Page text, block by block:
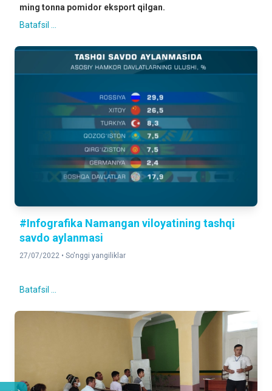
ming tonna pomidor eksport qilgan.
Batafsil ...
#Infografika Namangan viloyatining tashqi
savdo aylanmasi
27/07/2022 • So'nggi yangiliklar
Batafsil ...